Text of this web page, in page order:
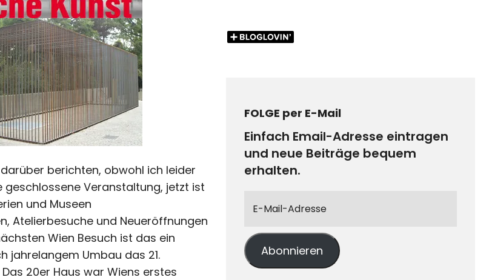
berichten, obwohl ich leider
Veranstaltung, jetzt ist
und Museen
Atelierbesuche und Neueröffnungen
Wien Besuch ist das ein
jahrelangem Umbau das 21.
20er Haus war Wiens erstes
FOLGE per E-Mail
Einfach Email-Adresse eintragen
und neue Beiträge bequem
erhalten.
Abonnieren